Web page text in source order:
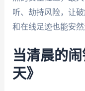
听、劫持风险，让
和在线足迹也能安然
当清晨的
天》